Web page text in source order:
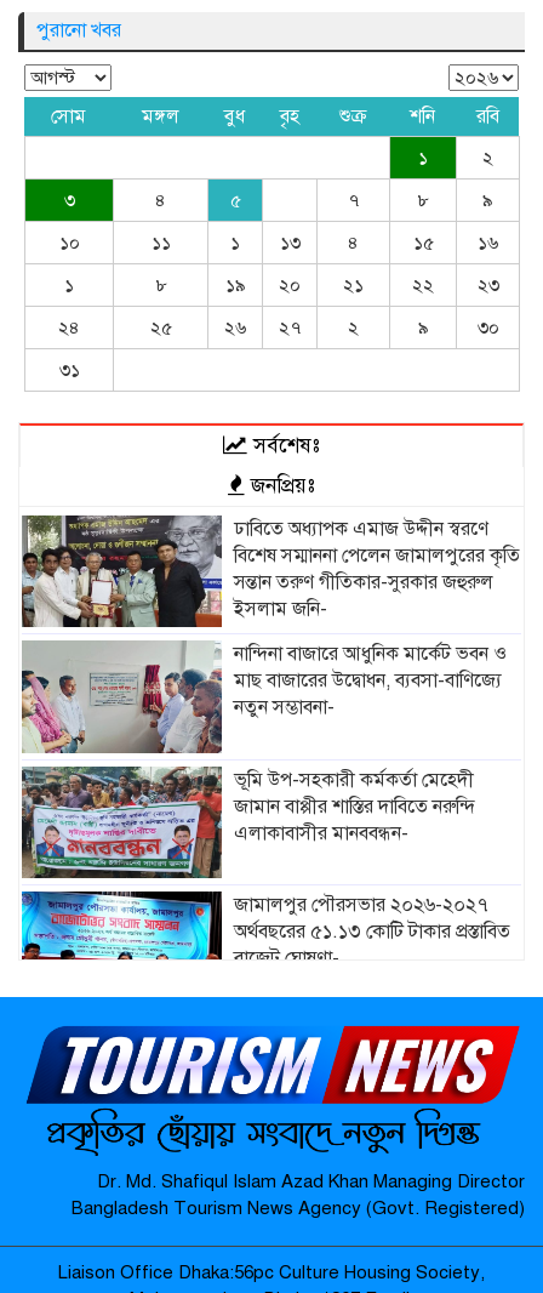
পুরানো খবর
সোম মঙ্গল বুধ বৃহ শুক্র শনি রবি
১
২
৩
৪ ৫ ৭ ৮
৯
১০
১১ ১ ১৩ ৪ ১৫
১৬
১
৮ ১৯ ২০ ২১ ২২
২৩
২৪
২৫ ২৬ ২৭ ২ ৯
৩০
৩১
সর্বশেষঃ
জনপ্রিয়ঃ
ঢাবিতে অধ্যাপক এমাজ উদ্দীন স্বরণে
বিশেষ সম্মাননা পেলেন জামালপুরের কৃতি
সন্তান তরুণ গীতিকার-সুরকার জহুরুল
ইসলাম জনি-
নান্দিনা বাজারে আধুনিক মার্কেট ভবন ও
মাছ বাজারের উদ্বোধন, ব্যবসা-বাণিজ্যে
নতুন সম্ভাবনা-
ভূমি উপ-সহকারী কর্মকর্তা মেহেদী
জামান বাপ্পীর শাস্তির দাবিতে নরুন্দি
এলাকাবাসীর মানববন্ধন-
জামালপুর পৌরসভার ২০২৬-২০২৭
অর্থবছরের ৫১.১৩ কোটি টাকার প্রস্তাবিত
বাজেট ঘোষণা-
মাদারগঞ্জে নারী ও শিশু সুরক্ষা বিষয়ে
সচেতনতামূলক সভা অনুষ্ঠিত-
মাদারগঞ্জে বিএনপির বৃক্ষরোপণ কর্মসূচি
অনুষ্ঠিত-
জামালপুর যৌনপল্লীতে ডিবি পুলিশের
Dr. Md. Shafiqul Islam Azad Khan Managing Director
Bangladesh Tourism News Agency (Govt. Registered)
Liaison Office Dhaka:56pc Culture Housing Society,